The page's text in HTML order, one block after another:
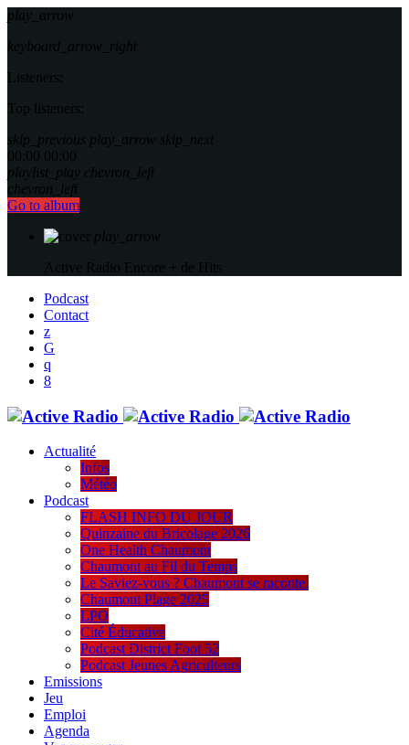
play_arrow
keyboard_arrow_right
Listeners:
Top listeners:
skip_previous play_arrow skip_next
00:00 00:00
playlist_play chevron_left
chevron_left
Go to album
play_arrow
Active Radio Encore + de Hits
Podcast
Contact
Actualité
Infos
Météo
Podcast
FLASH INFO DU JOUR
Quinzaine du Bricolage 2026
One Health Chaumont
Chaumont au Fil du Temps
Le Saviez-vous ? Chaumont se raconte.
Chaumont Plage 2025
LPO
Cité Éducative
Podcast District Foot 52
Podcast Jeunes Agriculteurs
Emissions
Jeu
Emploi
Agenda